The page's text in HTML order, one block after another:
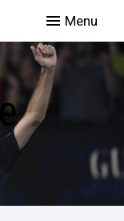
Menu
O nás